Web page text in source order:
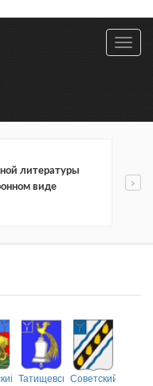
литературы
виде
ТатищевскийСоветский